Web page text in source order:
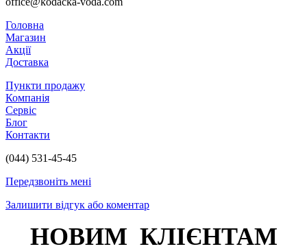
Головна
Магазин
Акції
Доставка
Пункти продажу
Компанія
Сервіс
Блог
Контакти
(044) 531-45-45
Передзвоніть мені
Залишити відгук або коментар
НОВИМ КЛІЄНТАМ